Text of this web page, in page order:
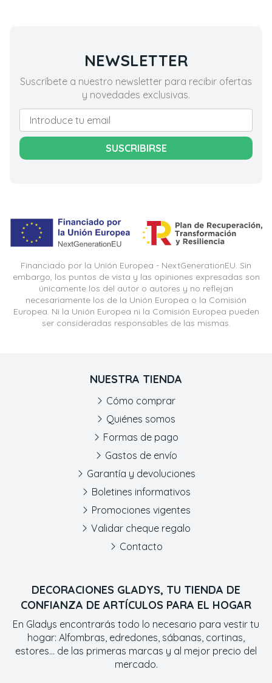
NEWSLETTER
Suscríbete a nuestro newsletter para recibir ofertas
y novedades exclusivas.
SUSCRIBIRSE
Financiado por la Unión Europea - NextGenerationEU. Sin
embargo, los puntos de vista y las opiniones expresadas son
únicamente los del autor o autores y no reflejan
necesariamente los de la Unión Europea o la Comisión
Europea. Ni la Unión Europea ni la Comisión Europea pueden
ser consideradas responsables de las mismas.
DECORACIONES GLADYS, TU TIENDA DE
CONFIANZA DE ARTÍCULOS PARA EL HOGAR
En Gladys encontrarás todo lo necesario para vestir tu
hogar: Alfombras, edredones, sábanas, cortinas,
estores... de las primeras marcas y al mejor precio del
mercado.
NUESTRA TIENDA
Cómo comprar
Quiénes somos
Formas de pago
Gastos de envío
Garantía y devoluciones
Boletines informativos
Promociones vigentes
Validar cheque regalo
Contacto